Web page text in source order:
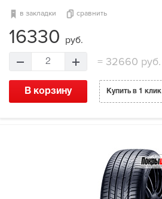
в закладки сравнить
16330 руб.
2 =32660 руб.
В корзину Купить в 1 клик